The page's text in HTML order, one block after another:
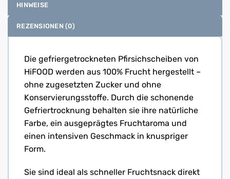
HINWEISE
REZENSIONEN (0)
Die gefriergetrockneten Pfirsichscheiben von
HiFOOD werden aus 100% Frucht hergestellt –
ohne zugesetzten Zucker und ohne
Konservierungsstoffe. Durch die schonende
Gefriertrocknung behalten sie ihre natürliche
Farbe, ein ausgeprägtes Fruchtaroma und
einen intensiven Geschmack in knuspriger
Form.
Sie sind ideal als schneller Fruchtsnack direkt